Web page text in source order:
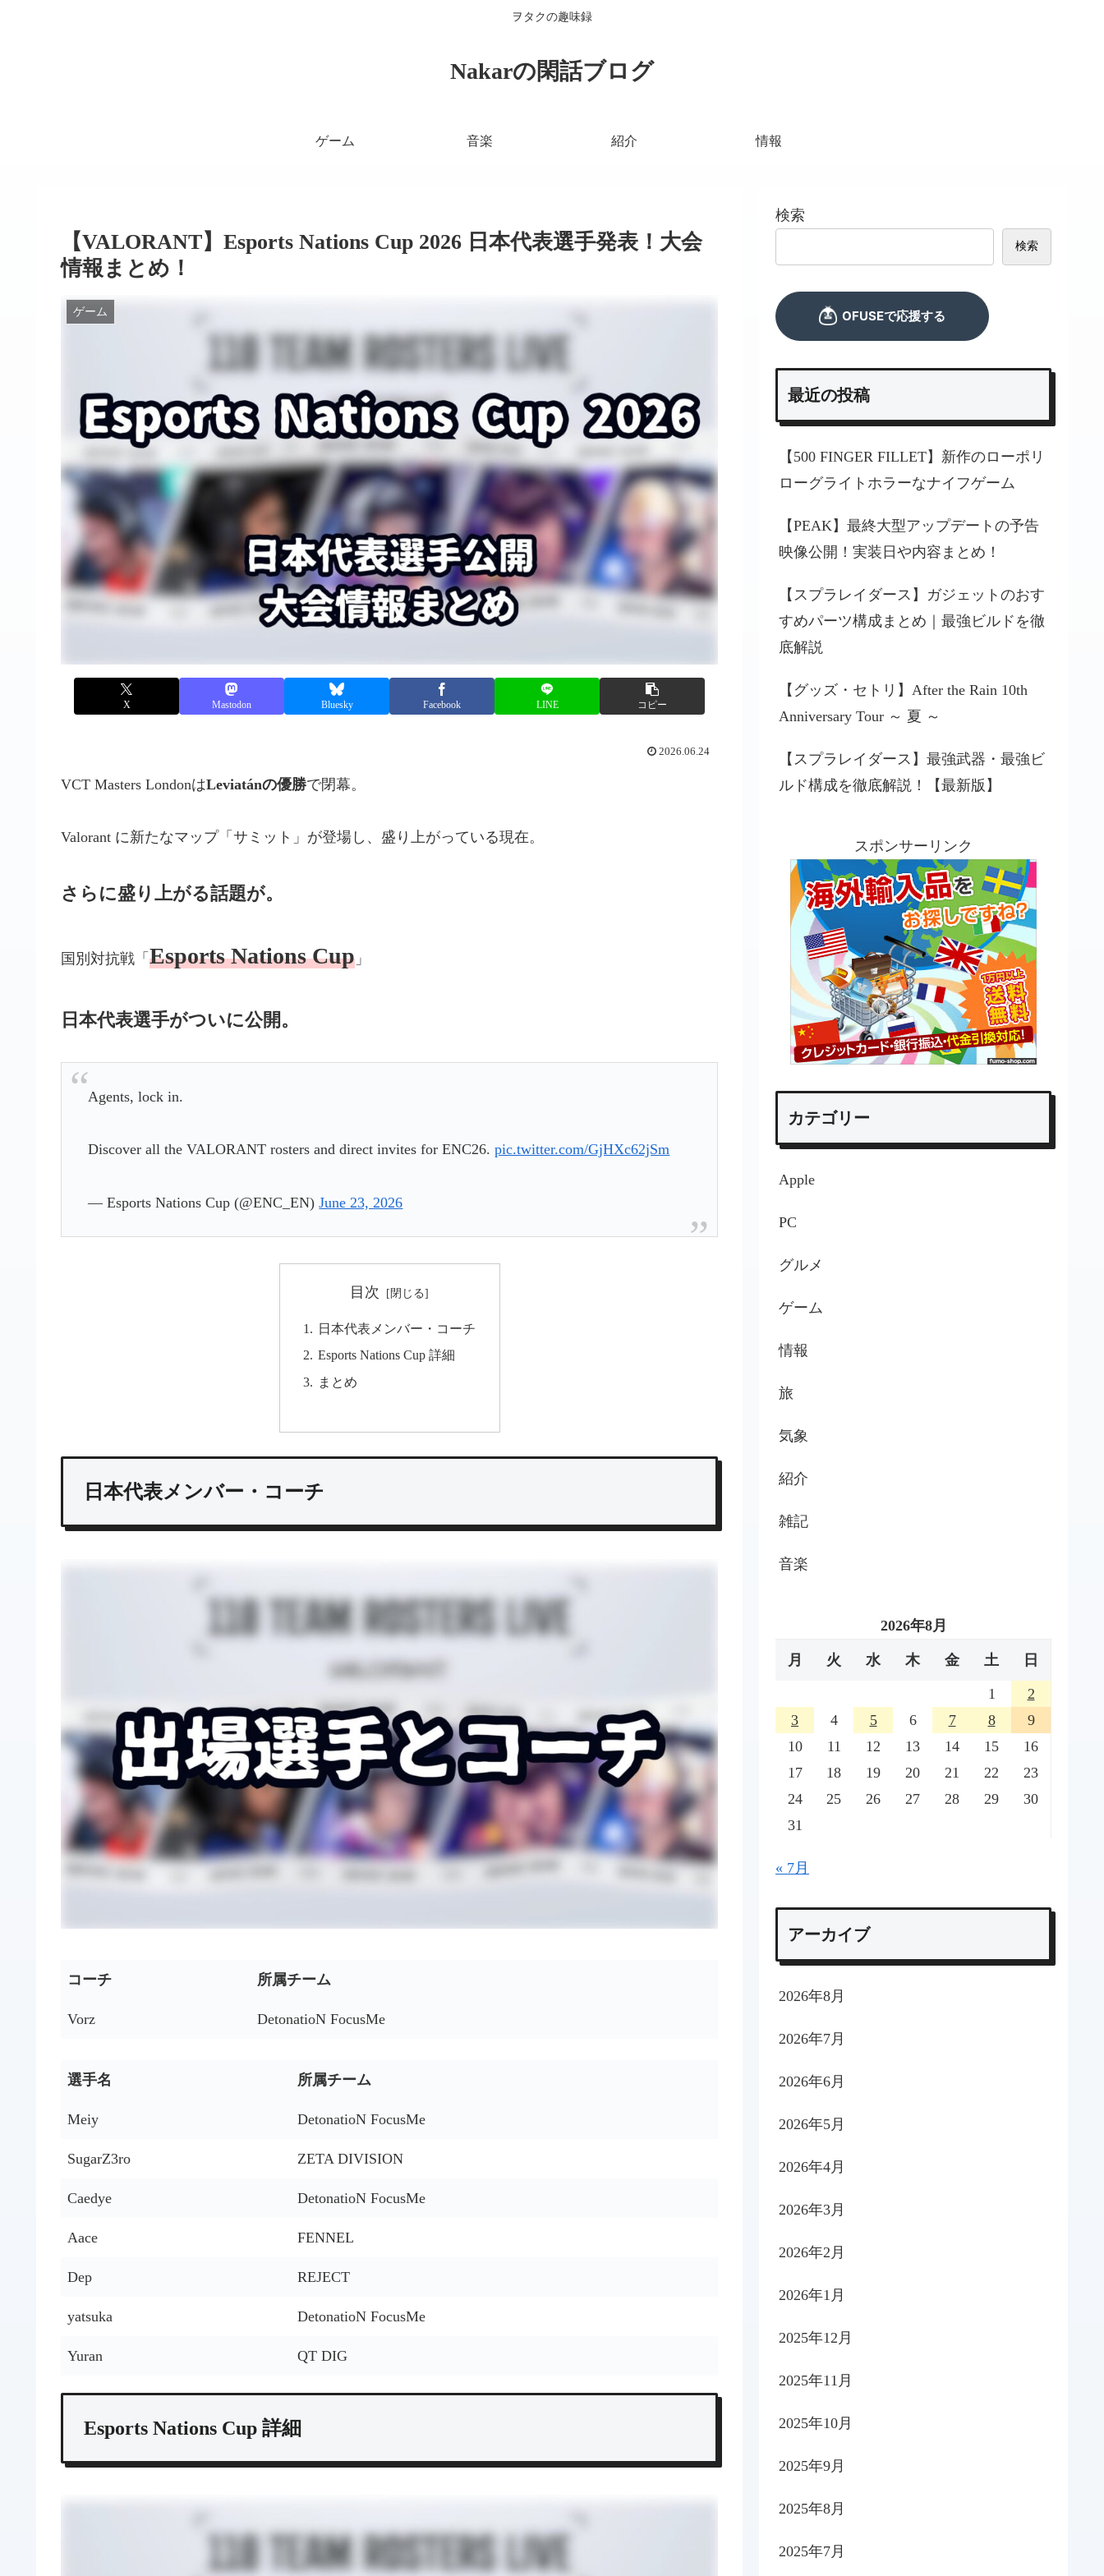
ヲタクの趣味録
Nakarの閑話ブログ
ゲーム 音楽 紹介 情報
【VALORANT】Esports Nations Cup 2026 日本代表選手発表！大会
情報まとめ！
ゲーム
X Mastodon Bluesky Facebook LINE コピー
2026.06.24
VCT Masters LondonはLeviatánの優勝で閉幕。
Valorant に新たなマップ「サミット」が登場し、盛り上がっている現在。
さらに盛り上がる話題が。
国別対抗戦「 Esports Nations Cup 」
日本代表選手がついに公開。
Agents, lock in.
Discover all the VALORANT rosters and direct invites for ENC26.pic.twitter.com/GjHXc62jSm
— Esports Nations Cup (@ENC_EN)June 23, 2026
目次
日本代表メンバー・コーチ
Esports Nations Cup 詳細
まとめ
日本代表メンバー・コーチ
コーチ 所属チーム
Vorz DetonatioN FocusMe
選手名 所属チーム
Meiy DetonatioN FocusMe
SugarZ3ro ZETA DIVISION
Caedye DetonatioN FocusMe
Aace FENNEL
Dep REJECT
yatsuka DetonatioN FocusMe
Yuran QT DIG
Esports Nations Cup 詳細
検索
検索
最近の投稿
【500 FINGER FILLET】新作のローポリ
ローグライトホラーなナイフゲーム
【PEAK】最終大型アップデートの予告
映像公開！実装日や内容まとめ！
【スプラレイダース】ガジェットのおす
すめパーツ構成まとめ｜最強ビルドを徹
底解説
【グッズ・セトリ】After the Rain 10th
Anniversary Tour ～ 夏 ～
【スプラレイダース】最強武器・最強ビ
ルド構成を徹底解説！【最新版】
スポンサーリンク
カテゴリー
Apple
PC
グルメ
ゲーム
情報
旅
気象
紹介
雑記
音楽
2026年8月
月 火 水 木 金 土 日
1
2
3
4 5 6 7 8
9
10
11 12 13 14 15
16
17
18 19 20 21 22
23
24
25 26 27 28 29
30
31
« 7月
アーカイブ
2026年8月
2026年7月
2026年6月
2026年5月
2026年4月
2026年3月
2026年2月
2026年1月
2025年12月
2025年11月
2025年10月
2025年9月
2025年8月
2025年7月